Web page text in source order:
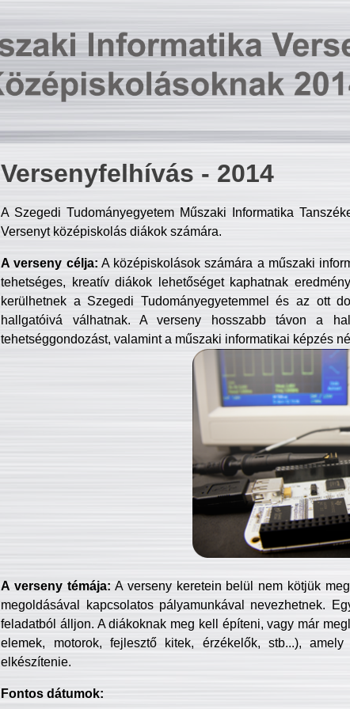
Versenyfelhívás - 2014
A Szegedi Tudományegyetem Műszaki Informatika
Versenyt középiskolás diákok számára.
A verseny célja: A középiskolások számára a műszaki
tehetséges, kreatív diákok lehetőséget kaphatnak
kerülhetnek a Szegedi Tudományegyetemmel és az ott
hallgatóivá válhatnak. A verseny hosszabb távon a
tehetséggondozást, valamint a műszaki informatikai képzés
A verseny témája: A verseny keretein belül nem kötjük
megoldásával kapcsolatos pályamunkával nevezhetnek.
feladatból álljon. A diákoknak meg kell építeni, vagy már
elemek, motorok, fejlesztő kitek, érzékelők, stb...),
elkészítenie.
Fontos dátumok: